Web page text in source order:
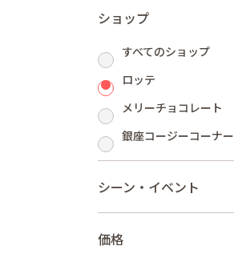
ショップ
すべてのショップ
ロッテ
メリーチョコレート
銀座コージーコーナー
シーン・イベント
価格